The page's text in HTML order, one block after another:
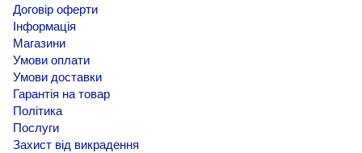
Договір оферти
Інформація
Магазини
Умови оплати
Умови доставки
Гарантія на товар
Політика
Послуги
Захист від викрадення